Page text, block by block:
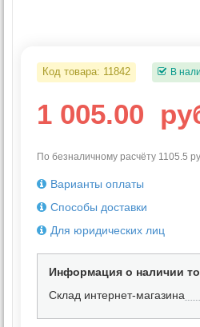
Код товара: 11842 В
1 005.00
По безналичному расчёту 1105.5
Варианты оплаты
Способы доставки
Для юридических лиц
Информация о наличии
Склад интернет-магазина